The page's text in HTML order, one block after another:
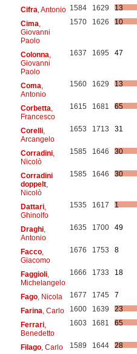
Cifra , Antonio 1584 1629
13
Cima
Giovanni
Paolo
1570 1626 10
Colonna
Giovanni
Paolo
1637 1695 47
Coma
Antonio
1560 1629 13
Corbetta
Francesco
1615 1681 65
Corelli,
Arcangelo
1653 1713 31
Corradini,
Nicolò
1585 1646 30
Corradini
doppelt,
Nicolò
1585 1646 30
Dattari,
Ghinolfo
1535 1617 1
Draghi,
Antonio
1635 1700 49
Facco,
Giacomo
1676 1753 8
Faggioli,
Michelangelo
1666 1733 18
Fago, Nicola 1677 1745
7
Farina , Carlo 1600 1639
23
Ferrari,
Benedetto
1603 1681 65
Filago, Carlo 1589 1644
28